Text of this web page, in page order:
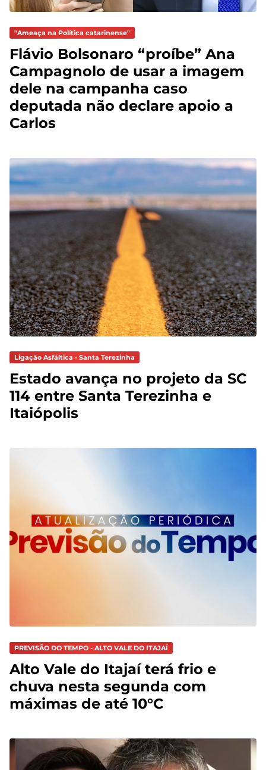
"Ameaça na Política catarinense"
Flávio Bolsonaro “proíbe” Ana
Campagnolo de usar a imagem
dele na campanha caso
deputada não declare apoio a
Carlos
Ligação Asfáltica - Santa Terezinha
Estado avança no projeto da SC
114 entre Santa Terezinha e
Itaiópolis
PREVISÃO DO TEMPO - ALTO VALE DO ITAJAÍ
Alto Vale do Itajaí terá frio e
chuva nesta segunda com
máximas de até 10°C